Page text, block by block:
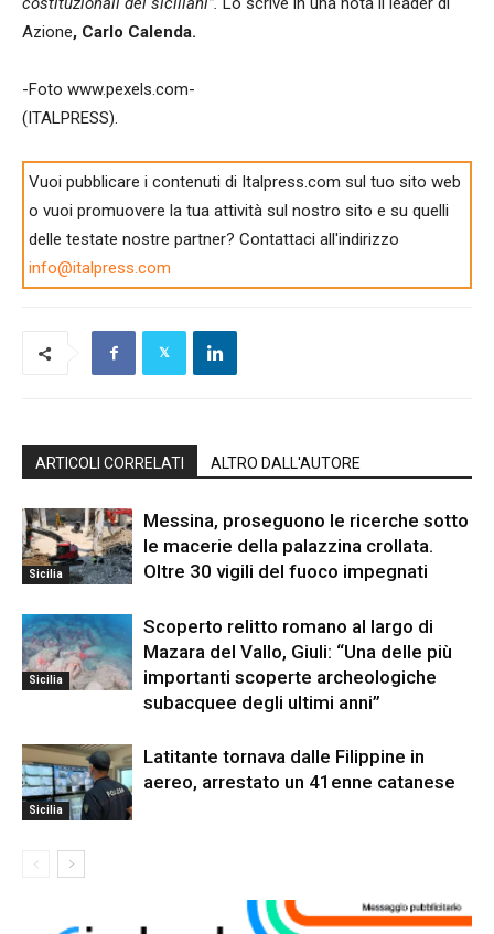
Azione, Carlo Calenda.
-Foto www.pexels.com-
(ITALPRESS).
Vuoi pubblicare i contenuti di Italpress.com sul tuo sito web
o vuoi promuovere la tua attività sul nostro sito e su quelli
delle testate nostre partner? Contattaci all'indirizzo
info@italpress.com
ARTICOLI CORRELATI ALTRO DALL'AUTORE
Sicilia
Messina, proseguono le ricerche sotto
le macerie della palazzina crollata.
Oltre 30 vigili del fuoco impegnati
Sicilia
Scoperto relitto romano al largo di
Mazara del Vallo, Giuli: “Una delle più
importanti scoperte archeologiche
subacquee degli ultimi anni”
Sicilia
Latitante tornava dalle Filippine in
aereo, arrestato un 41enne catanese